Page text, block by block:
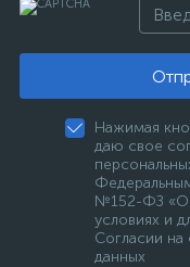
Нажимая
даю свое
№152-ФЗ «О
условиях и
Согласии на
данных